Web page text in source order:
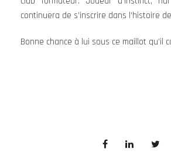
continuera de s’inscrire dans l’histoire
Bonne chance à lui sous ce maillot qu’il